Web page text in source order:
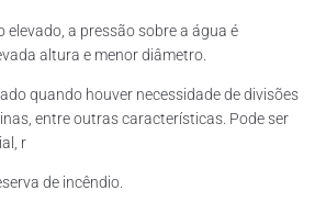
elevado, a pressão sobre a água é
altura e menor diâmetro.
quando houver necessidade de divisões
entre outras características. Pode ser
r
de incêndio.